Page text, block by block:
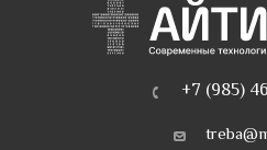
+7 (985)